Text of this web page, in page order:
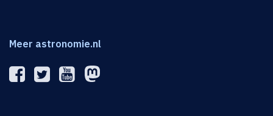
Meer astronomie.nl